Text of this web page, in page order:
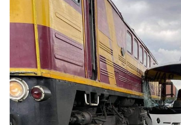
wezwana została do wybuchu gazu w
wielorodzinnym.